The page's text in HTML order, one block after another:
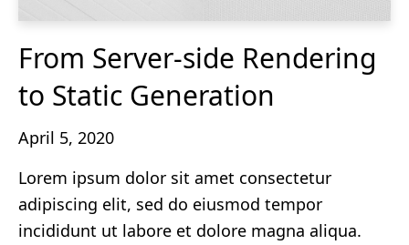
From Server-side Rendering
to Static Generation
April 5, 2020
Lorem ipsum dolor sit amet consectetur
adipiscing elit, sed do eiusmod tempor
incididunt ut labore et dolore magna aliqua.